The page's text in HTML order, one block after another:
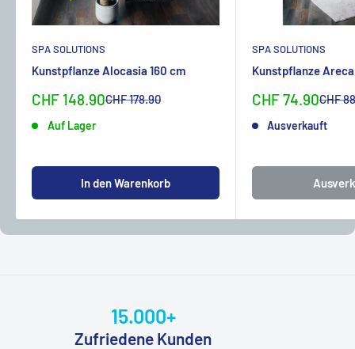
SPA SOLUTIONS
Kunstpflanze Alocasia 160 cm
Sonderpreis
CHF 148.90Normalpreis
CHF 178.90
Auf Lager
In den Warenkorb
SPA SOLUTIONS
Kunstpflanze Areca
Sonderpreis
CHF 74.90CHF
Ausverkauft
15.000+
Zufriedene Kunden